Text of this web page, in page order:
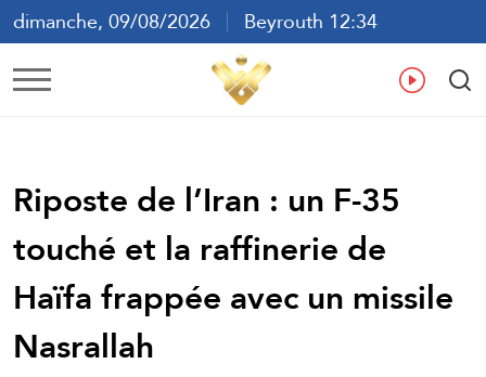
dimanche, 09/08/2026
Beyrouth 12:34
ع
Riposte de l’Iran : un F-35
touché et la raffinerie de
Haïfa frappée avec un missile
Nasrallah